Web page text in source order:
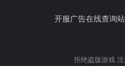
开服广告在线查
拒绝盗版游戏